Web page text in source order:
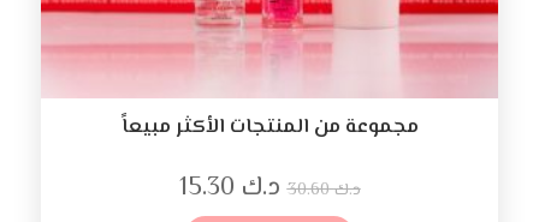
مجموعة من المنتجات الأكثر مبيعاً
د.ك30.60 د.ك